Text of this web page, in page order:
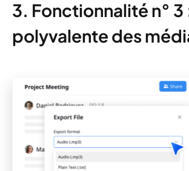
3. Fonctionnalité n°
polyvalente des